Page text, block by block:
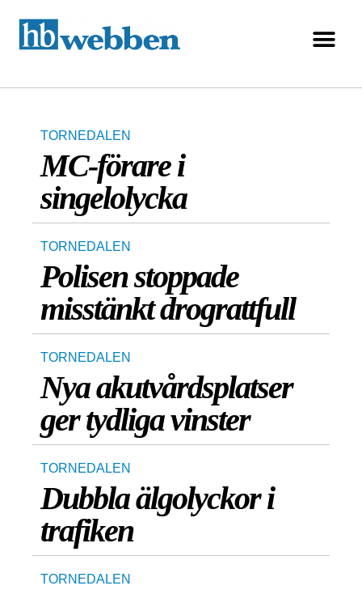
TORNEDALEN
MC-förare i
singelolycka
TORNEDALEN
Polisen stoppade
misstänkt drograttfull
TORNEDALEN
Nya akutvårdsplatser
ger tydliga vinster
TORNEDALEN
Dubbla älgolyckor i
trafiken
TORNEDALEN